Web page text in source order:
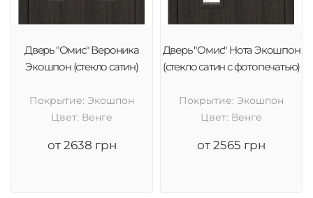
Дверь "Омис" Вероника
Экошпон (стекло сатин)
Покрытие: Экошпон
Цвет: Венге
от 2638 грн
Дверь "Омис" Нота Экошпон
(стекло сатин с фотопечатью)
Покрытие: Экошпон
Цвет: Венге
от 2565 грн